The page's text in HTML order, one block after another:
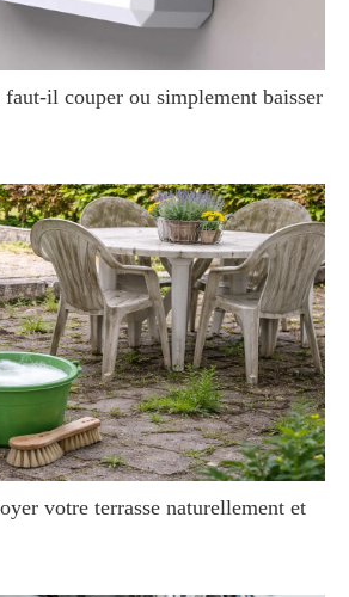
il couper ou simplement baisser
votre terrasse naturellement et